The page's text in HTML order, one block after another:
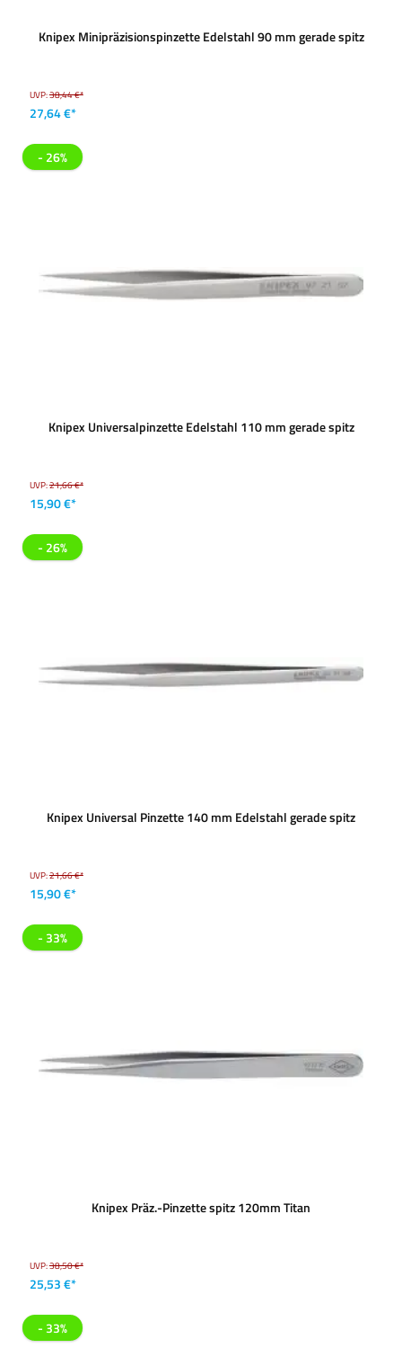
Knipex Minipräzisionspinzette Edelstahl 90 mm gerade spitz
UVP:38,44 €*
27,64 €*
- 26%
Knipex Universalpinzette Edelstahl 110 mm gerade spitz
UVP:21,66 €*
15,90 €*
- 26%
Knipex Universal Pinzette 140 mm Edelstahl gerade spitz
UVP:21,66 €*
15,90 €*
- 33%
Knipex Präz.-Pinzette spitz 120mm Titan
UVP:38,50 €*
25,53 €*
- 33%